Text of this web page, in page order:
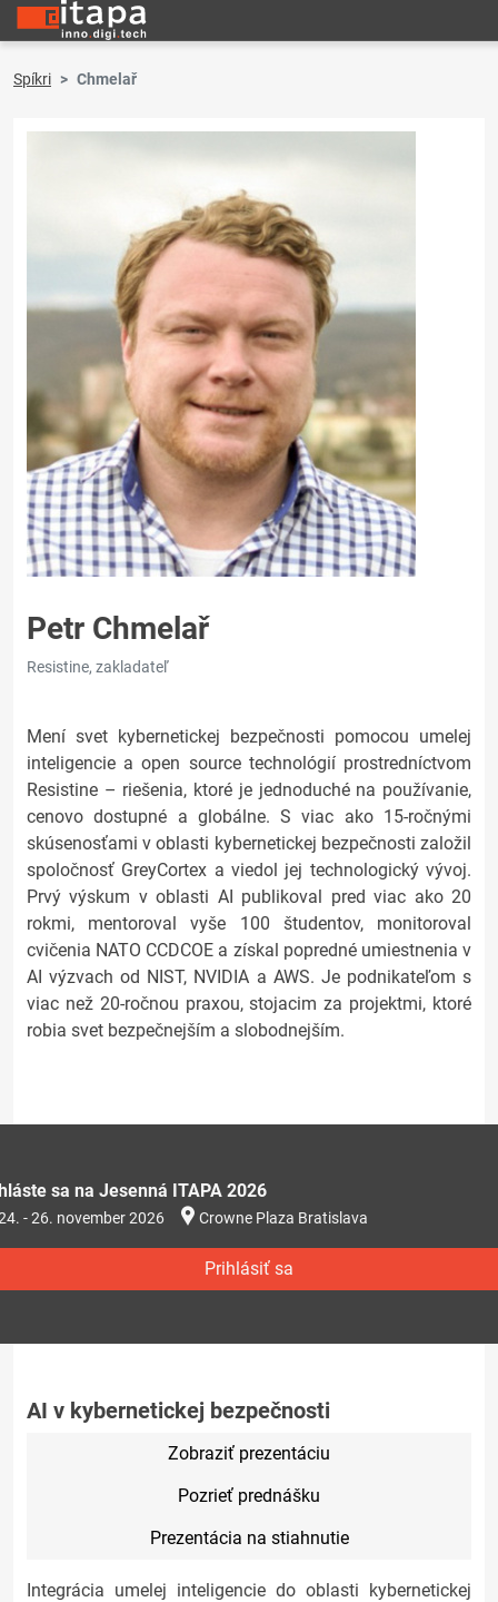
Spíkri Chmelař
Petr Chmelař
Resistine, zakladateľ
Mení svet kybernetickej bezpečnosti pomocou umelej
inteligencie a open source technológií prostredníctvom
Resistine – riešenia, ktoré je jednoduché na používanie,
cenovo dostupné a globálne. S viac ako 15-ročnými
skúsenosťami v oblasti kybernetickej bezpečnosti založil
spoločnosť GreyCortex a viedol jej technologický vývoj.
Prvý výskum v oblasti AI publikoval pred viac ako 20
rokmi, mentoroval vyše 100 študentov, monitoroval
cvičenia NATO CCDCOE a získal popredné umiestnenia v
AI výzvach od NIST, NVIDIA a AWS. Je podnikateľom s
viac než 20-ročnou praxou, stojacim za projektmi, ktoré
robia svet bezpečnejším a slobodnejším.
sa na Jesenná ITAPA 2026
- 26. november 2026 Crowne Plaza Bratislava
Prihlásiť sa
AI v kybernetickej bezpečnosti
Zobraziť prezentáciu
Pozrieť prednášku
Prezentácia na stiahnutie
Integrácia umelej inteligencie do oblasti kybernetickej